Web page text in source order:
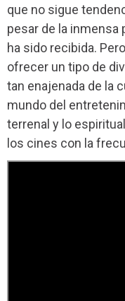
que no sigue
pesar de la inmensa
ha sido recibida.
ofrecer un tipo de
tan enajenada de la
mundo del
terrenal y lo
los cines con la